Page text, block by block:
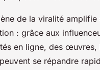
de la viralité amplifie
: grâce aux
en ligne, des œuvres,
se répandre